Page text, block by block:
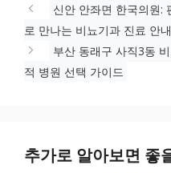
신안 안좌면 한국의원:
로 만나는 비뇨기과 진료 안내
부산 동래구 사직3동
적 병원 선택 가이드
추가로 알아보면 좋